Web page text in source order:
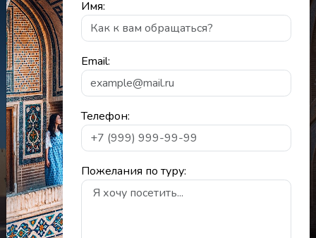
Туры в Узбекистан
Многодневные
Зимой
Имя:
Email:
Телефон:
Пожелания по туру: